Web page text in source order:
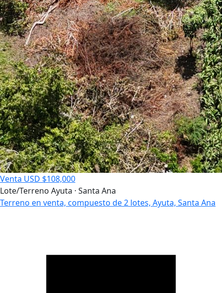
Venta USD $108,000
Lote/Terreno Ayuta · Santa Ana
Terreno en venta, compuesto de 2 lotes, Ayuta, Santa Ana